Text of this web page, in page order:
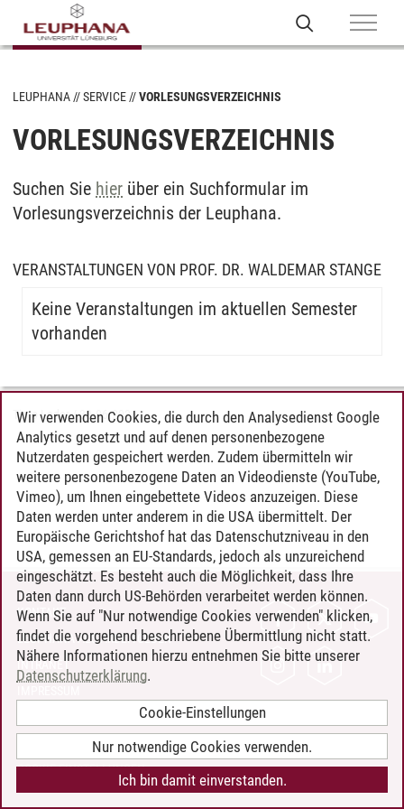
LEUPHANA SERVICE VORLESUNGSVERZEICHNIS
VORLESUNGSVERZEICHNIS
Suchen Sie hier über ein Suchformular im
Vorlesungsverzeichnis der Leuphana.
VERANSTALTUNGEN VON PROF. DR. WALDEMAR STANGE
Keine Veranstaltungen im aktuellen Semester
vorhanden
Timo Leder/30.06.2024
KONTAKT
LEUPHANA ALS ARBEITGEBER
INTRANET
BARRIEREFREIHEIT
COOKIE-EINSTELLUNGEN
Wir verwenden Cookies, die durch den Analysedienst Google
Analytics gesetzt und auf denen personenbezogene
Nutzerdaten gespeichert werden. Zudem übermitteln wir
weitere personenbezogene Daten an Videodienste (YouTube,
Vimeo), um Ihnen eingebettete Videos anzuzeigen. Diese
Daten werden unter anderem in die USA übermittelt. Der
Europäische Gerichtshof hat das Datenschutzniveau in den
USA, gemessen an EU-Standards, jedoch als unzureichend
eingeschätzt. Es besteht auch die Möglichkeit, dass Ihre
Daten dann durch US-Behörden verarbeitet werden können.
Wenn Sie auf "Nur notwendige Cookies verwenden" klicken,
findet die vorgehend beschriebene Übermittlung nicht statt.
Nähere Informationen hierzu entnehmen Sie bitte unserer
Datenschutzerklärung.
Cookie-Einstellungen
Nur notwendige Cookies verwenden.
Ich bin damit einverstanden.